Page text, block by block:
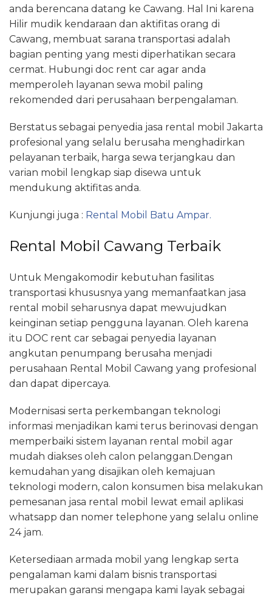
anda berencana datang ke Cawang. Hal Ini karena
Hilir mudik kendaraan dan aktifitas orang di
Cawang, membuat sarana transportasi adalah
bagian penting yang mesti diperhatikan secara
cermat. Hubungi doc rent car agar anda
memperoleh layanan sewa mobil paling
rekomended dari perusahaan berpengalaman.
Berstatus sebagai penyedia jasa rental mobil Jakarta
profesional yang selalu berusaha menghadirkan
pelayanan terbaik, harga sewa terjangkau dan
varian mobil lengkap siap disewa untuk
mendukung aktifitas anda.
Kunjungi juga : Rental Mobil Batu Ampar.
Rental Mobil Cawang Terbaik
Untuk Mengakomodir kebutuhan fasilitas
transportasi khususnya yang memanfaatkan jasa
rental mobil seharusnya dapat mewujudkan
keinginan setiap pengguna layanan. Oleh karena
itu DOC rent car sebagai penyedia layanan
angkutan penumpang berusaha menjadi
perusahaan Rental Mobil Cawang yang profesional
dan dapat dipercaya.
Modernisasi serta perkembangan teknologi
informasi menjadikan kami terus berinovasi dengan
memperbaiki sistem layanan rental mobil agar
mudah diakses oleh calon pelanggan.Dengan
kemudahan yang disajikan oleh kemajuan
teknologi modern, calon konsumen bisa melakukan
pemesanan jasa rental mobil lewat email aplikasi
whatsapp dan nomer telephone yang selalu online
24 jam.
Ketersediaan armada mobil yang lengkap serta
pengalaman kami dalam bisnis transportasi
merupakan garansi mengapa kami layak sebagai